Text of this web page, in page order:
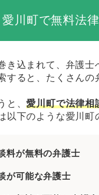
法律問題を解決する
などを監修してい
要の弁護士を選ぶ
の意向を尊重して
愛川町で無料法律相
愛川町で無料法
き込まれて、弁護
すると、たくさん
と、愛川町で法律相
以下のような愛川町
料が無料の弁護士
が可能な弁護士